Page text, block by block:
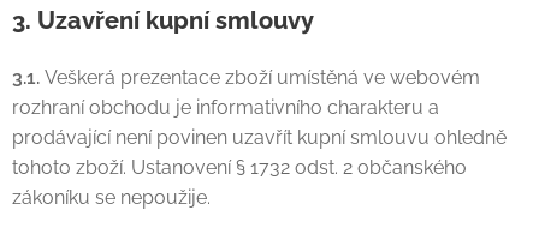
3. Uzavření kupní smlouvy
3.1. Veškerá prezentace zboží umístěná ve webovém
rozhraní obchodu je informativního charakteru a
prodávající není povinen uzavřít kupní smlouvu ohledně
tohoto zboží. Ustanovení § 1732 odst. 2 občanského
zákoníku se nepoužije.